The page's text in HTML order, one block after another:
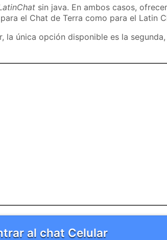
sin java. En ambos casos,
el Chat de Terra como para el Latin
la única opción disponible es la
al chat Celular